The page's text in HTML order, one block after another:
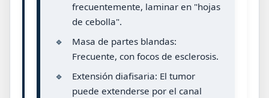
frecuentemente, laminar en "hojas
de cebolla".
🔹
Masa de partes blandas:
Frecuente, con focos de esclerosis.
🔹
Extensión diafisaria: El tumor
puede extenderse por el canal